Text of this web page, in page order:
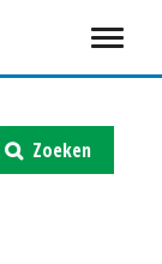
Zoeken